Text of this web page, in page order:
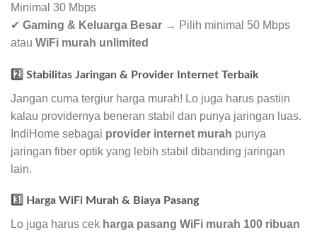
Minimal 30 Mbps
✔ Gaming & Keluarga Besar → Pilih minimal 50 Mbps
atau WiFi murah unlimited
2️⃣ Stabilitas Jaringan & Provider Internet Terbaik
Jangan cuma tergiur harga murah! Lo juga harus pastiin
kalau providernya beneran stabil dan punya jaringan luas.
IndiHome sebagai provider internet murah punya
jaringan fiber optik yang lebih stabil dibanding jaringan
lain.
3️⃣ Harga WiFi Murah & Biaya Pasang
Lo juga harus cek harga pasang WiFi murah 100 ribuan